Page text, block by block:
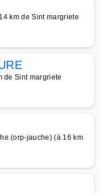
km de Sint margriete
de Sint margriete
(orp-jauche) (à 16 km